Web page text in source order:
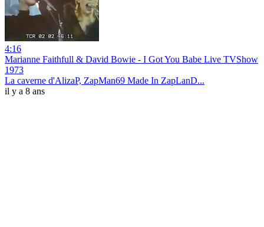
4:16
Marianne Faithfull & David Bowie - I Got You Babe Live TVShow
1973
La caverne d'AlizaP, ZapMan69 Made In ZapLanD...
il y a 8 ans